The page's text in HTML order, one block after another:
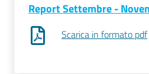
Report Settembre -
Scarica in formato pdf